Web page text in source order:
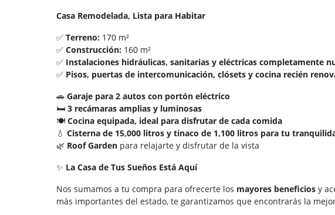
Casa Remodelada, Lista para Habitar
✅ Terreno: 170 m²
✅ Construcción: 160 m²
✅ Instalaciones hidráulicas, sanitarias y eléctricas completamente
✅ Pisos, puertas de intercomunicación, clósets y cocina recién
🚗 Garaje para 2 autos con portón eléctrico
🛏️ 3 recámaras amplias y luminosas
🍽️ Cocina equipada, ideal para disfrutar de cada comida
💧 Cisterna de 15,000 litros y tinaco de 1,100 litros para tu
🌿 Roof Garden para relajarte y disfrutar de la vista
✨ La Casa de Tus Sueños Está Aquí
Nos sumamos a tu compra para ofrecerte los mayores beneficios y
más importantes del estado, te garantizamos que encontrarás la